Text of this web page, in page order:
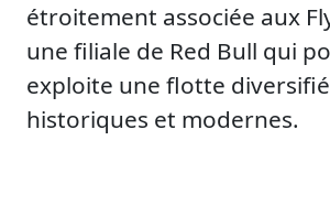
étroitement associée aux
une filiale de Red Bull qui
exploite une flotte
historiques et modernes.